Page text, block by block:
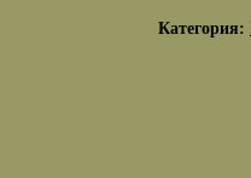
Категория: